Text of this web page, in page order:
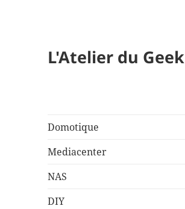
L'Atelier du Geek
Domotique
Mediacenter
NAS
DIY